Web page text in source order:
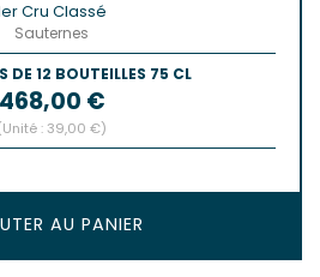
Cru Classé
Sauternes
DE 12 BOUTEILLES 75 CL
Prix
468,00 €
: 39,00 €)
AU PANIER